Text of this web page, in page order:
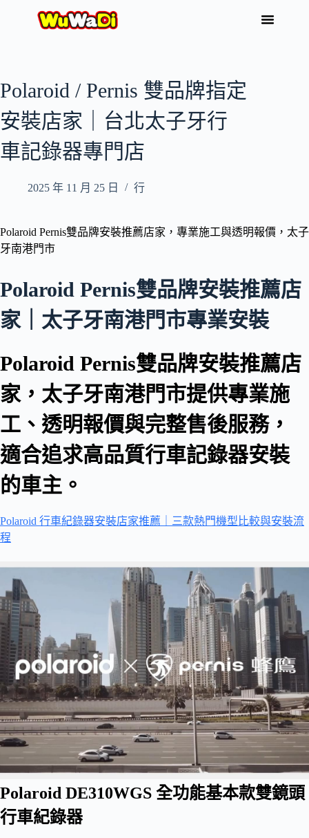
Polaroid / Pernis 雙品牌指定
安裝店家｜台北太子牙行
車記錄器專門店
2025 年 11 月 25 日 行
Polaroid Pernis雙品牌安裝推薦店家，專業施工與透明報價，太子
牙南港門市
Polaroid Pernis雙品牌安裝推薦店
家｜太子牙南港門市專業安裝
Polaroid Pernis雙品牌安裝推薦店
家，太子牙南港門市提供專業施
工、透明報價與完整售後服務，
適合追求高品質行車記錄器安裝
的車主。
Polaroid 行車紀錄器安裝店家推薦｜三款熱門機型比較與安裝流
程
Polaroid DE310WGS 全功能基本款雙鏡頭
行車紀錄器